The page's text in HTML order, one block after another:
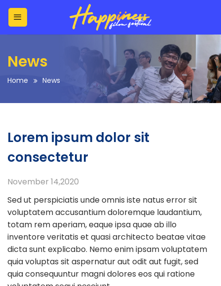
Skip
News
Home News
Lorem ipsum dolor sit
consectetur
November 14,2020
Sed ut perspiciatis unde omnis iste natus error sit
voluptatem accusantium doloremque laudantium,
totam rem aperiam, eaque ipsa quae ab illo
inventore veritatis et quasi architecto beatae vitae
dicta sunt explicabo. Nemo enim ipsam voluptatem
quia voluptas sit aspernatur aut odit aut fugit, sed
quia consequuntur magni dolores eos qui ratione